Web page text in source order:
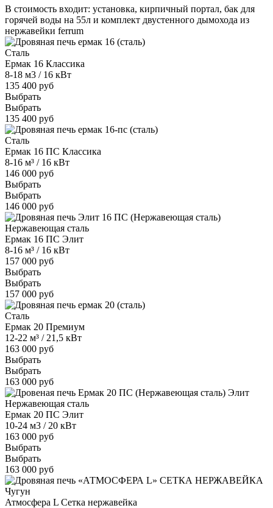
В стоимость входит: установка, кирпичный портал, бак для
горячей воды на 55л и комплект двустенного дымохода из
нержавейки ferrum
Сталь
Ермак 16 Классика
8-18 м3 / 16 кВт
135 400 руб
Выбрать
Выбрать
135 400 руб
Сталь
Ермак 16 ПС Классика
8-16 м³ / 16 кВт
146 000 руб
Выбрать
Выбрать
146 000 руб
Нержавеющая сталь
Ермак 16 ПС Элит
8-16 м³ / 16 кВт
157 000 руб
Выбрать
Выбрать
157 000 руб
Сталь
Ермак 20 Премиум
12-22 м³ / 21,5 кВт
163 000 руб
Выбрать
Выбрать
163 000 руб
Нержавеющая сталь
Ермак 20 ПС Элит
10-24 м3 / 20 кВт
163 000 руб
Выбрать
Выбрать
163 000 руб
Чугун
Атмосфера L Сетка нержавейка